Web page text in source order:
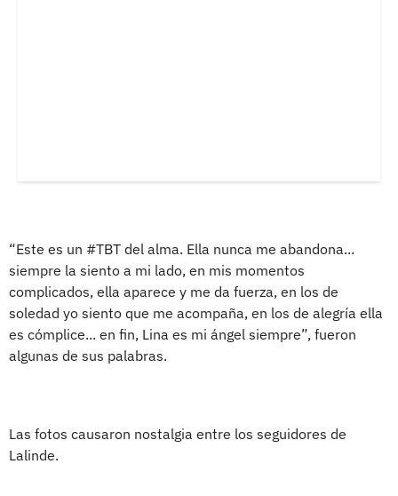
“Este es un #TBT del alma. Ella nunca me abandona...
siempre la siento a mi lado, en mis momentos
complicados, ella aparece y me da fuerza, en los de
soledad yo siento que me acompaña, en los de alegría ella
es cómplice... en fin, Lina es mi ángel siempre”, fueron
algunas de sus palabras.
Las fotos causaron nostalgia entre los seguidores de
Lalinde.